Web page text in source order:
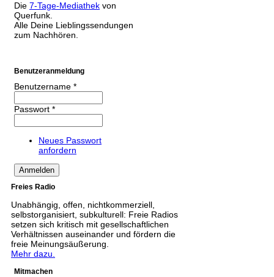
Die 7-Tage-Mediathek von
Querfunk.
Alle Deine Lieblingssendungen
zum Nachhören.
Benutzeranmeldung
Benutzername *
Passwort *
Neues Passwort
anfordern
Freies Radio
Unabhängig, offen, nichtkommerziell,
selbstorganisiert, subkulturell: Freie Radios
setzen sich kritisch mit gesellschaftlichen
Verhältnissen auseinander und fördern die
freie Meinungsäußerung.
Mehr dazu.
Mitmachen